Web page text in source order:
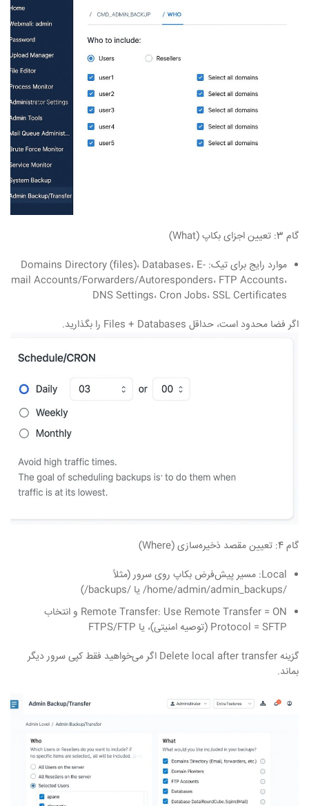
گام 3: تعیین اجزای بکاپ
(What)
موارد رایج برای تیک: Domains Directory (files)، Databases، E-
mail Accounts/Forwarders/Autoresponders، FTP Accounts،
DNS Settings، Cron Jobs، SSL Certificates
اگر فضا محدود است، حداقل Files + Databases را بگذارید.
گام 4: تعیین مقصد ذخیره‌سازی
(Where)
Local: مسیر پیش‌فرض بکاپ روی سرور (مثلاً
/home/admin/admin_backups/ یا /backups/)
Remote Transfer: Use Remote Transfer = ON و انتخاب
Protocol = SFTP (توصیه امنیتی)، یا FTPS/FTP
گزینه Delete local after transfer اگر می‌خواهید فقط کپی سرور دیگر
بماند.